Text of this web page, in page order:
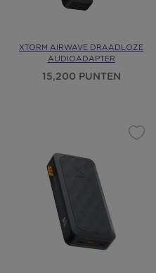
XTORM AIRWAVE DRAADLOZE
AUDIOADAPTER
15,200 PUNTEN